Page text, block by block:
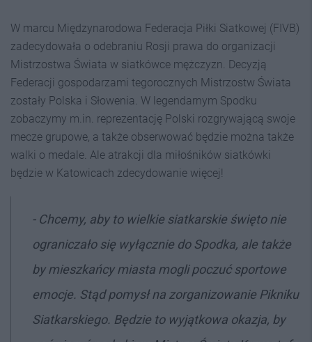
W marcu Międzynarodowa Federacja Piłki Siatkowej (FIVB)
zadecydowała o odebraniu Rosji prawa do organizacji
Mistrzostwa Świata w siatkówce mężczyzn. Decyzją
Federacji gospodarzami tegorocznych Mistrzostw Świata
zostały Polska i Słowenia. W legendarnym Spodku
zobaczymy m.in. reprezentację Polski rozgrywającą swoje
mecze grupowe, a także obserwować będzie można także
walki o medale. Ale atrakcji dla miłośników siatkówki
będzie w Katowicach zdecydowanie więcej!
- Chcemy, aby to wielkie siatkarskie święto nie
ograniczało się wyłącznie do Spodka, ale także
by mieszkańcy miasta mogli poczuć sportowe
emocje. Stąd pomysł na zorganizowanie Pikniku
Siatkarskiego. Będzie to wyjątkowa okazja, by